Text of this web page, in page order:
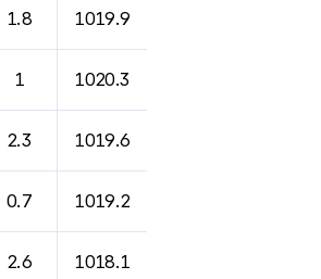
1.8 1019.9
1 1020.3
2.3 1019.6
0.7 1019.2
2.6 1018.1